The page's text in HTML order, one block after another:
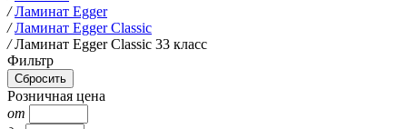
/ Ламинат Egger
/ Ламинат Egger Classic
/ Ламинат Egger Classic 33 класс
Фильтр
Розничная цена
от